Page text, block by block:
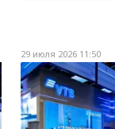
29 июля 2026 11:50